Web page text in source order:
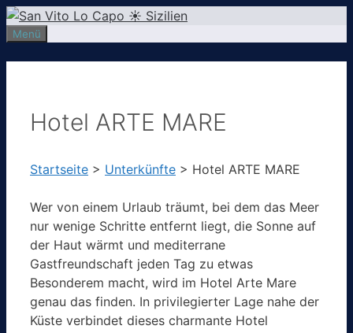
Zum
Inhalt
Menü
Hotel ARTE MARE
Startseite > Unterkünfte > Hotel ARTE MARE
Wer von einem Urlaub träumt, bei dem das Meer
nur wenige Schritte entfernt liegt, die Sonne auf
der Haut wärmt und mediterrane
Gastfreundschaft jeden Tag zu etwas
Besonderem macht, wird im Hotel Arte Mare
genau das finden. In privilegierter Lage nahe der
Küste verbindet dieses charmante Hotel